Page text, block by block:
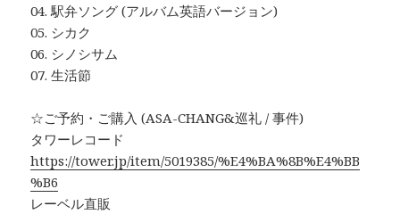
04. 駅弁ソング (アルバム英語バージョン)
05. シカク
06. シノシサム
07. 生活節
☆ご予約・ご購入 (ASA-CHANG&巡礼 / 事件)
タワーレコード
https://tower.jp/item/5019385/%E4%BA%8B%E4%BB
%B6
レーベル直販